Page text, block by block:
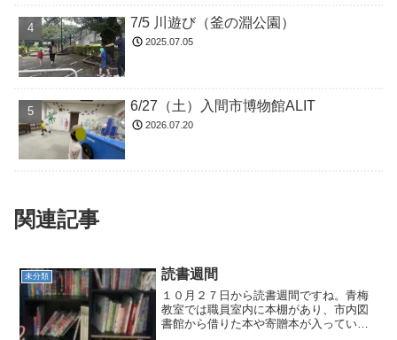
7/5 川遊び（釜の淵公園）
2025.07.05
6/27（土）入間市博物館ALIT
2026.07.20
関連記事
未分類 読書週間
１０月２７日から読書週間ですね。青梅
教室では職員室内に本棚があり、市内図
書館から借りた本や寄贈本が入っていま